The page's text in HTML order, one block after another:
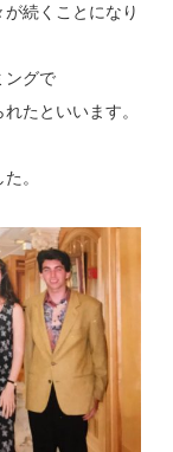
続くことになり
ングで
たといいます。
。